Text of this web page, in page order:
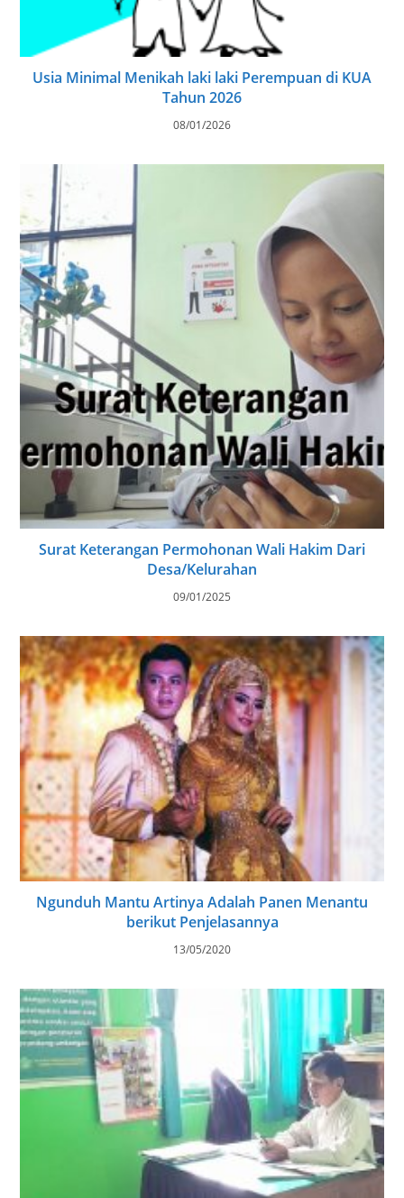
Usia Minimal Menikah laki laki Perempuan di KUA
Tahun 2026
08/01/2026
Surat Keterangan Permohonan Wali Hakim Dari
Desa/Kelurahan
09/01/2025
Ngunduh Mantu Artinya Adalah Panen Menantu
berikut Penjelasannya
13/05/2020